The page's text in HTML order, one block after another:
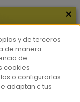
×
y de terceros
de manera
de
cookies
o configurarlas
adaptan a tus